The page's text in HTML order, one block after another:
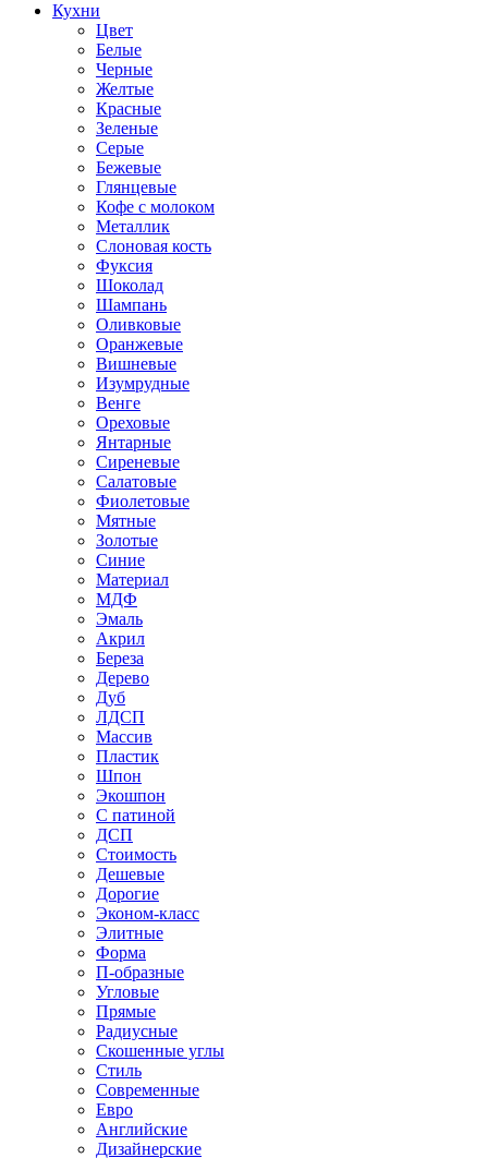
Кухни
Цвет
Белые
Черные
Желтые
Красные
Зеленые
Серые
Бежевые
Глянцевые
Кофе с молоком
Металлик
Слоновая кость
Фуксия
Шоколад
Шампань
Оливковые
Оранжевые
Вишневые
Изумрудные
Венге
Ореховые
Янтарные
Сиреневые
Салатовые
Фиолетовые
Мятные
Золотые
Синие
Материал
МДФ
Эмаль
Акрил
Береза
Дерево
Дуб
ЛДСП
Массив
Пластик
Шпон
Экошпон
С патиной
ДСП
Стоимость
Дешевые
Дорогие
Эконом-класс
Элитные
Форма
П-образные
Угловые
Прямые
Радиусные
Скошенные углы
Стиль
Современные
Евро
Английские
Дизайнерские